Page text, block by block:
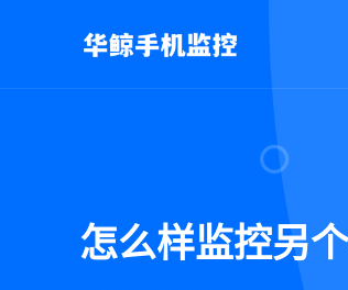
怎么样监控另